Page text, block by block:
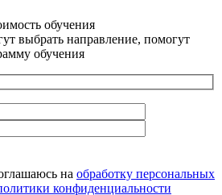
обучения
выбрать направление, помогут
обучения
на обработку персональных
конфиденциальности